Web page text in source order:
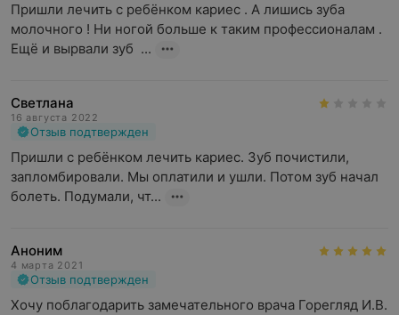
Пришли лечить с ребёнком кариес . А лишись зуба
молочного ! Ни ногой больше к таким профессионалам .
Ещё и вырвали зуб  ...
Светлана
16 августа 2022
Отзыв подтвержден
Пришли с ребёнком лечить кариес. Зуб почистили,
запломбировали. Мы оплатили и ушли. Потом зуб начал
болеть. Подумали, чт...
Аноним
4 марта 2021
Отзыв подтвержден
Хочу поблагодарить замечательного врача Горегляд И.В.